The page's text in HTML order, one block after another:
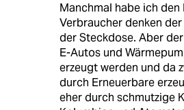
Manchmal habe ich den
Verbraucher denken
der Steckdose. Aber
E-Autos und
erzeugt werden und da
durch Erneuerbare
eher durch schmutzige